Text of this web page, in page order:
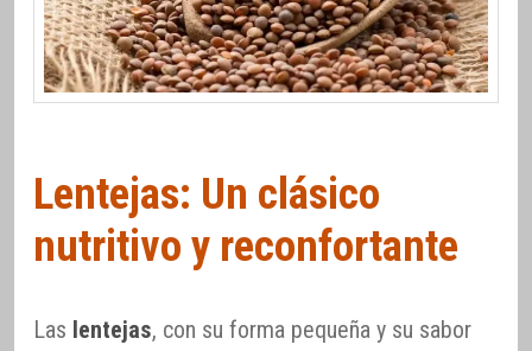
Lentejas: Un clásico
nutritivo y reconfortante
Las lentejas, con su forma pequeña y su sabor